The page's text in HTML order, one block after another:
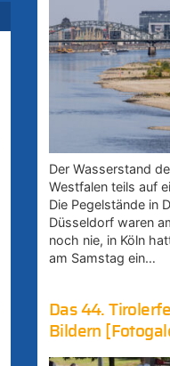
Der Wasserstand
Westfalen teils auf
Die Pegelstände in
Düsseldorf waren
noch nie, in Köln
am Samstag ein…
Das 44.
Bildern